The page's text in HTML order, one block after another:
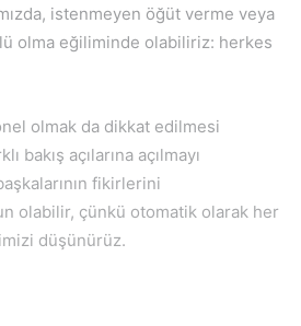
istenmeyen öğüt verme veya
olma eğiliminde olabiliriz: herkes
olmak da dikkat edilmesi
bakış açılarına açılmayı
fikirlerini
olabilir, çünkü otomatik olarak her
düşünürüz.